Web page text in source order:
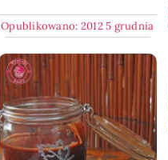
Opublikowano: 2012 5 grudnia